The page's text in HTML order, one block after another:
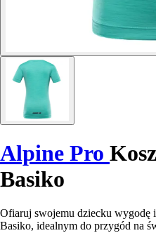
Alpine Pro
Basiko
Ofiaruj swojemu dziecku wygodę
Basiko, idealnym do przygód na